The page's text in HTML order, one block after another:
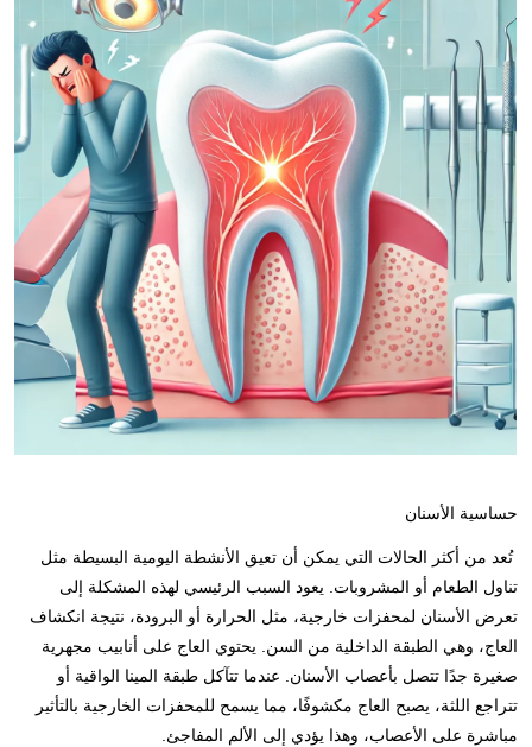
حساسية الأسنان
تُعد من أكثر الحالات التي يمكن أن تعيق الأنشطة اليومية البسيطة مثل
تناول الطعام أو المشروبات. يعود السبب الرئيسي لهذه المشكلة إلى
تعرض الأسنان لمحفزات خارجية، مثل الحرارة أو البرودة، نتيجة انكشاف
العاج، وهي الطبقة الداخلية من السن. يحتوي العاج على أنابيب مجهرية
صغيرة جدًا تتصل بأعصاب الأسنان. عندما تتآكل طبقة المينا الواقية أو
تتراجع اللثة، يصبح العاج مكشوفًا، مما يسمح للمحفزات الخارجية بالتأثير
مباشرة على الأعصاب، وهذا يؤدي إلى الألم المفاجئ.